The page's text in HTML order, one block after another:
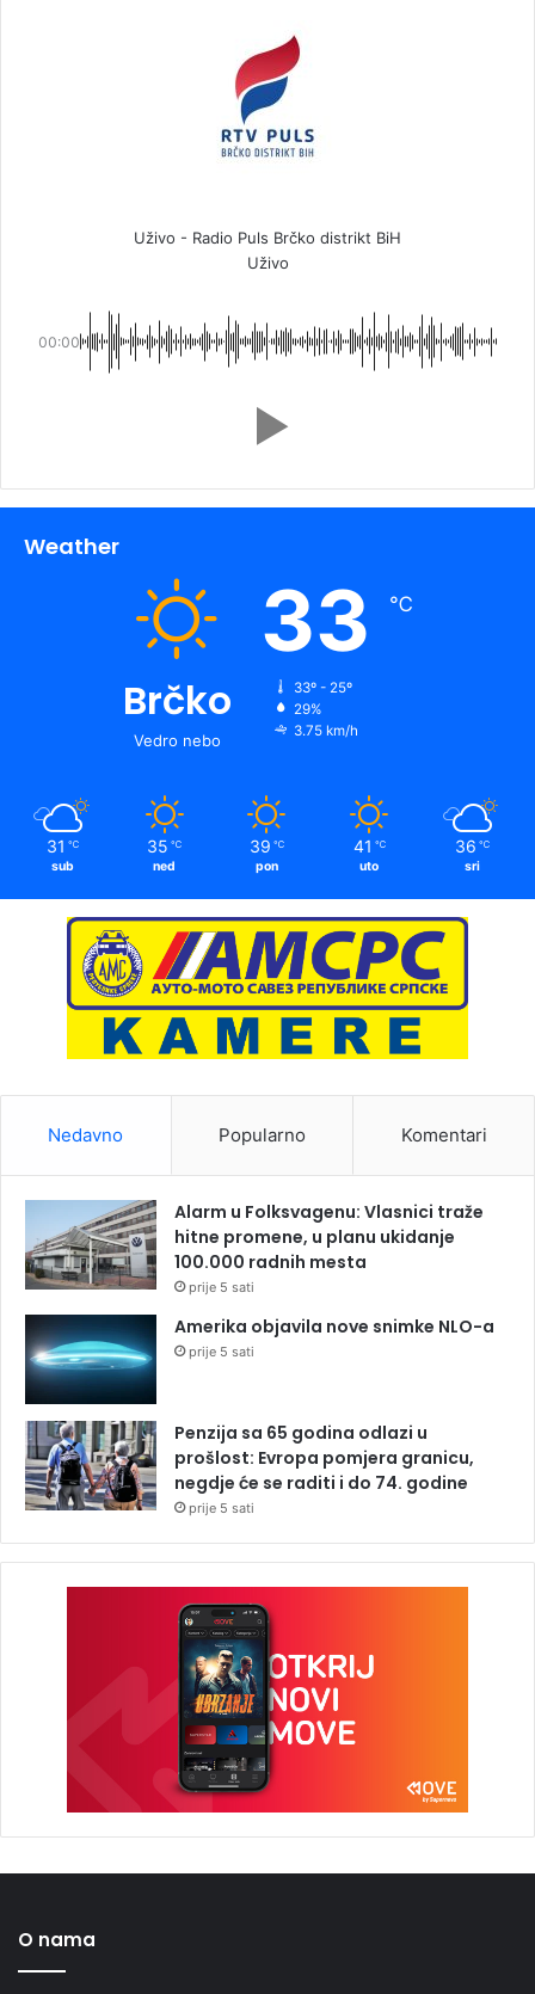
Uživo - Radio Puls Brčko distrikt BiH
Uživo
00:00
Weather
Brčko
Vedro nebo
33 ℃
33º - 25º
29%
3.75 km/h
31 ℃
sub
35 ℃
ned
39 ℃
pon
41 ℃
uto
36 ℃
sri
Nedavno Popularno Komentari
Alarm u Folksvagenu: Vlasnici traže
hitne promene, u planu ukidanje
100.000 radnih mesta
prije 5 sati
Amerika objavila nove snimke NLO-a
prije 5 sati
Penzija sa 65 godina odlazi u
prošlost: Evropa pomjera granicu,
negdje će se raditi i do 74. godine
prije 5 sati
O nama